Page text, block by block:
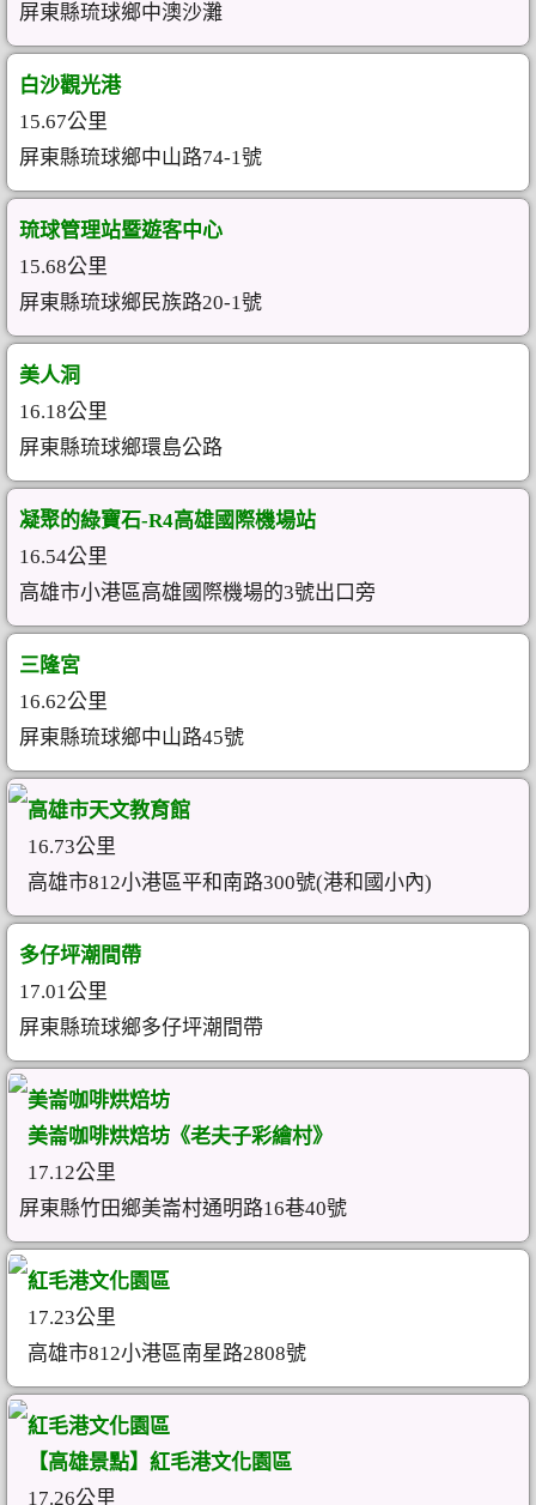
屏東縣琉球鄉中澳沙灘
白沙觀光港
15.67公里
屏東縣琉球鄉中山路74-1號
琉球管理站暨遊客中心
15.68公里
屏東縣琉球鄉民族路20-1號
美人洞
16.18公里
屏東縣琉球鄉環島公路
凝聚的綠寶石-R4高雄國際機場站
16.54公里
高雄市小港區高雄國際機場的3號出口旁
三隆宮
16.62公里
屏東縣琉球鄉中山路45號
高雄市天文教育館
16.73公里
高雄市812小港區平和南路300號(港和國小內)
多仔坪潮間帶
17.01公里
屏東縣琉球鄉多仔坪潮間帶
美崙咖啡烘焙坊
美崙咖啡烘焙坊《老夫子彩繪村》
17.12公里
屏東縣竹田鄉美崙村通明路16巷40號
紅毛港文化園區
17.23公里
高雄市812小港區南星路2808號
紅毛港文化園區
【高雄景點】紅毛港文化園區
17.26公里